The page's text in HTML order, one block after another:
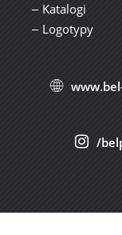
Katalogi
Logotypy
/